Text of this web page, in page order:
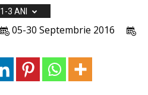
1-3 ANI
05-30 Septembrie 2016